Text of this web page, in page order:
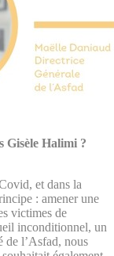
Gisèle Halimi ?
et dans la
: amener une
victimes de
inconditionnel, un
de l’Asfad, nous